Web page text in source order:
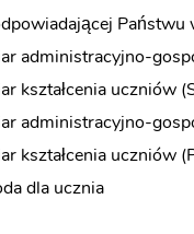
administracyjno-
kształcenia uczniów
administracyjno-
kształcenia uczniów
dla ucznia